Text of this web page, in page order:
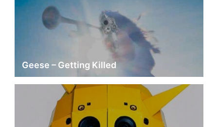
Geese – Getting Killed